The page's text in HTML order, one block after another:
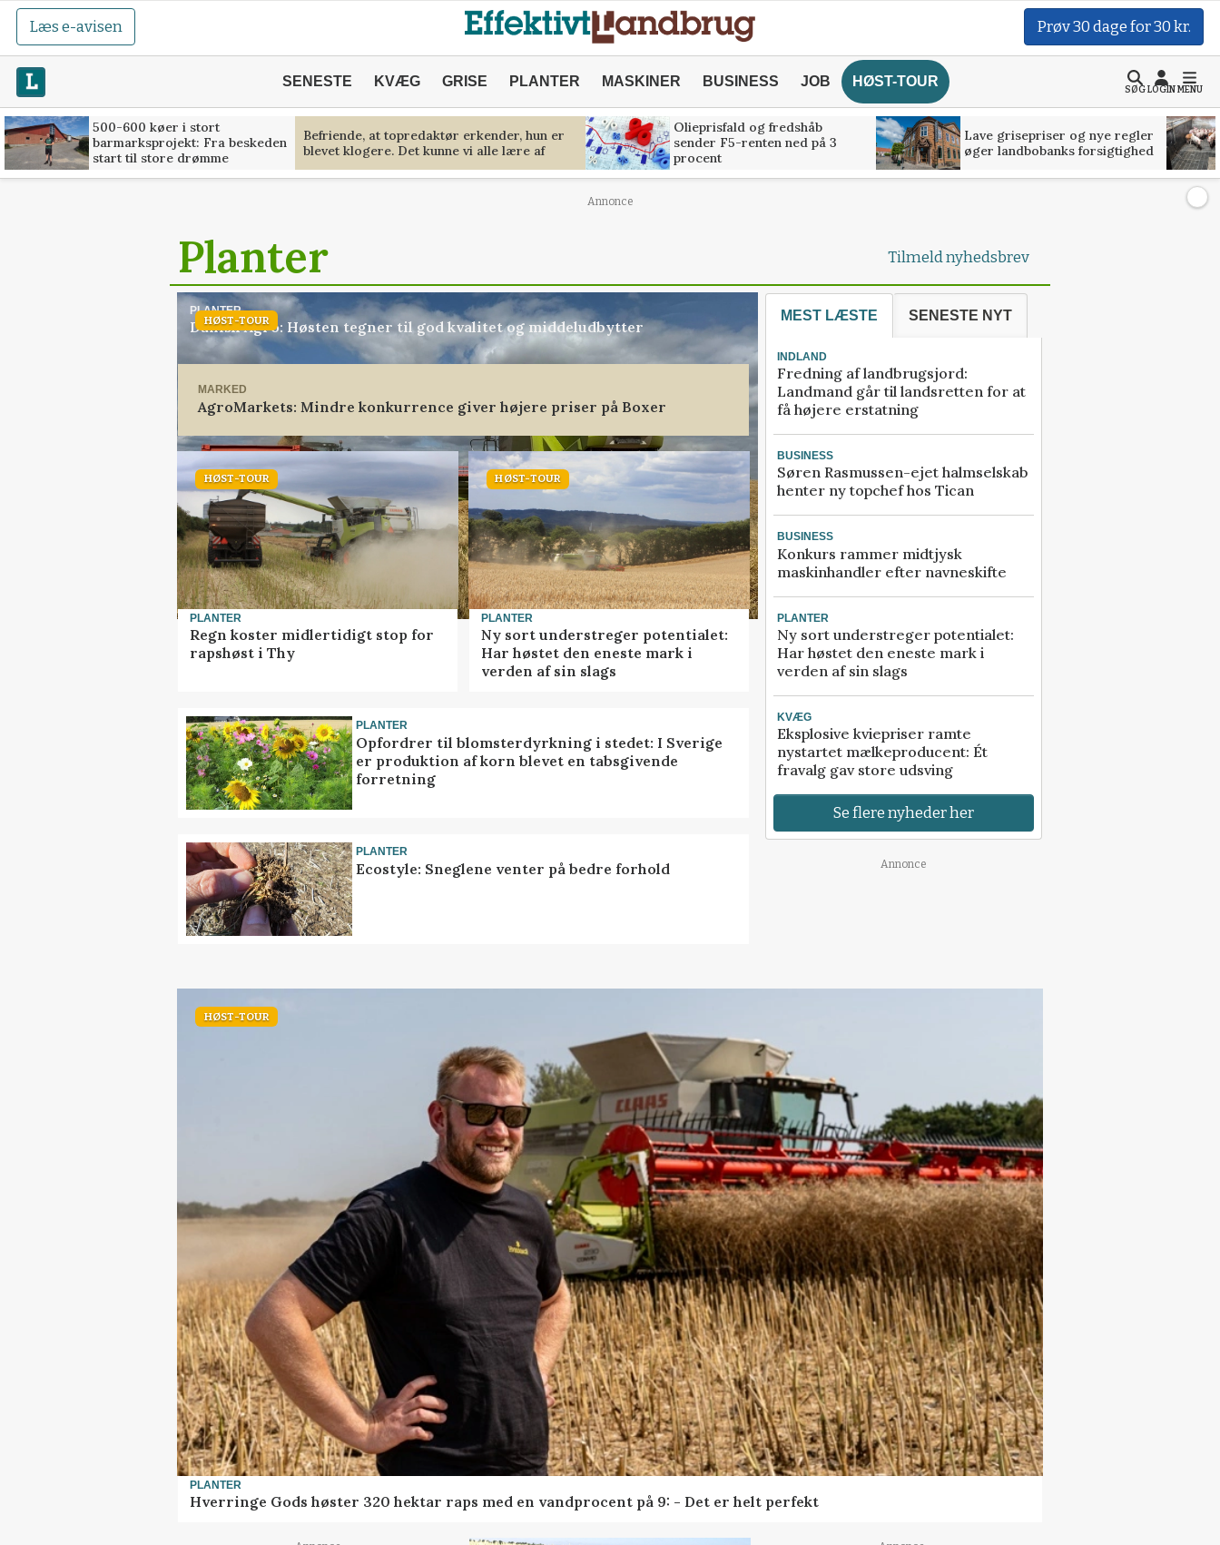
Læs e-avisen Prøv 30 dage for 30 kr.
SENESTE KVÆG GRISE PLANTER MASKINER BUSINESS JOB HØST-TOUR
SØGLOGINMENU
500-600 køer i stort
barmarksprojekt: Fra beskeden
start til store drømme
Befriende, at topredaktør erkender, hun er
blevet klogere. Det kunne vi alle lære af
Olieprisfald og fredshåb
sender F5-renten ned på 3
procent
Lave grisepriser og nye regler
øger landbobanks forsigtighed
Annonce
Planter Tilmeld nyhedsbrev
HØST-TOUR
PLANTER
Danish Agro: Høsten tegner til god kvalitet og middeludbytter
MARKED
AgroMarkets: Mindre konkurrence giver højere priser på Boxer
HØST-TOUR
PLANTER
Regn koster midlertidigt stop for
rapshøst i Thy
HØST-TOUR
PLANTER
Ny sort understreger potentialet:
Har høstet den eneste mark i
verden af sin slags
PLANTER
Opfordrer til blomsterdyrkning i stedet: I Sverige
er produktion af korn blevet en tabsgivende
forretning
PLANTER
Ecostyle: Sneglene venter på bedre forhold
MEST LÆSTE SENESTE NYT
INDLAND
Fredning af landbrugsjord:
Landmand går til landsretten for at
få højere erstatning
BUSINESS
Søren Rasmussen-ejet halmselskab
henter ny topchef hos Tican
BUSINESS
Konkurs rammer midtjysk
maskinhandler efter navneskifte
PLANTER
Ny sort understreger potentialet:
Har høstet den eneste mark i
verden af sin slags
KVÆG
Eksplosive kviepriser ramte
nystartet mælkeproducent: Ét
fravalg gav store udsving
Se flere nyheder her
Annonce
HØST-TOUR
PLANTER
Hverringe Gods høster 320 hektar raps med en vandprocent på 9: - Det er helt perfekt